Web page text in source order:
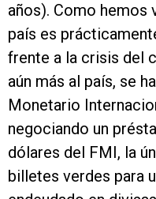
años). Como hemos
país es
frente a la crisis del
aún más al país, se
Monetario
negociando un
dólares del FMI, la
billetes verdes para